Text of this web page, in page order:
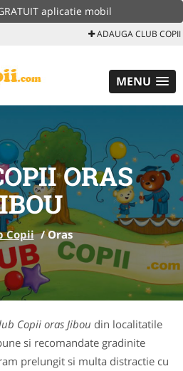
aplicatie mobil
ADAUGA CLUB COPII
MENU
ORAS
Copii /Oras
Copii oras Jibou din localitatile
si recomandate gradinite
prelungit si multa distractie cu